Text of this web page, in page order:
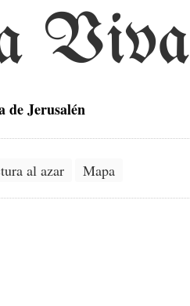
Viva
de Jerusalén
al azar Mapa